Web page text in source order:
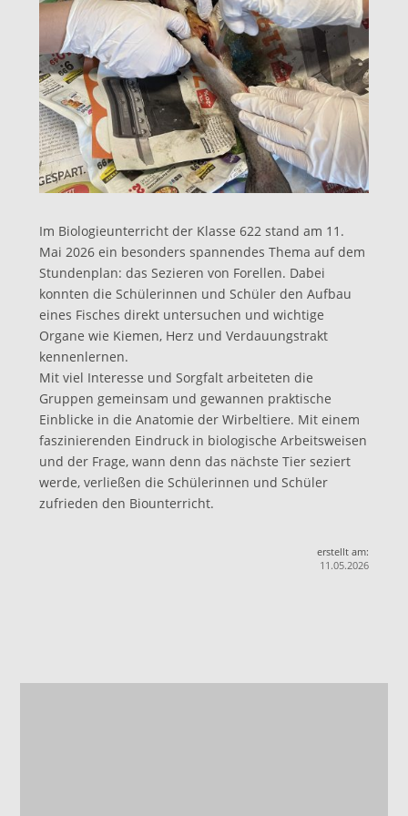
Im Biologieunterricht der Klasse 622 stand am 11.
Mai 2026 ein besonders spannendes Thema auf dem
Stundenplan: das Sezieren von Forellen. Dabei
konnten die Schülerinnen und Schüler den Aufbau
eines Fisches direkt untersuchen und wichtige
Organe wie Kiemen, Herz und Verdauungstrakt
kennenlernen.
Mit viel Interesse und Sorgfalt arbeiteten die
Gruppen gemeinsam und gewannen praktische
Einblicke in die Anatomie der Wirbeltiere. Mit einem
faszinierenden Eindruck in biologische Arbeitsweisen
und der Frage, wann denn das nächste Tier seziert
werde, verließen die Schülerinnen und Schüler
zufrieden den Biounterricht.
erstellt am:
11.05.2026